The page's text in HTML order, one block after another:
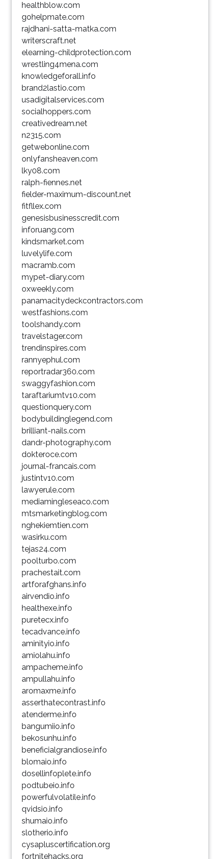
healthblow.com
gohelpmate.com
rajdhani-satta-matka.com
writerscraft.net
elearning-childprotection.com
wrestling4mena.com
knowledgeforall.info
brand2lastio.com
usadigitalservices.com
socialhoppers.com
creativedream.net
n2315.com
getwebonline.com
onlyfansheaven.com
lky08.com
ralph-fiennes.net
fielder-maximum-discount.net
fitfllex.com
genesisbusinesscredit.com
inforuang.com
kindsmarket.com
luvelylife.com
macramb.com
mypet-diary.com
oxweekly.com
panamacitydeckcontractors.com
westfashions.com
toolshandy.com
travelstager.com
trendinspires.com
rannyephul.com
reportradar360.com
swaggyfashion.com
taraftariumtv10.com
questionquery.com
bodybuildinglegend.com
brilliant-nails.com
dandr-photography.com
dokteroce.com
journal-francais.com
justintv10.com
lawyerule.com
mediamingleseaco.com
mtsmarketingblog.com
nghekiemtien.com
wasirku.com
tejas24.com
poolturbo.com
prachestait.com
artforafghans.info
airvendio.info
healthexe.info
puretecx.info
tecadvance.info
aminityio.info
amiolahu.info
ampacheme.info
ampullahu.info
aromaxme.info
asserthatecontrast.info
atenderme.info
bangumiio.info
bekosunhu.info
beneficialgrandiose.info
blomaio.info
dosellinfoplete.info
podtubeio.info
powerfulvolatile.info
qvidsio.info
shumaio.info
slotherio.info
cysapluscertification.org
fortnitehacks.org